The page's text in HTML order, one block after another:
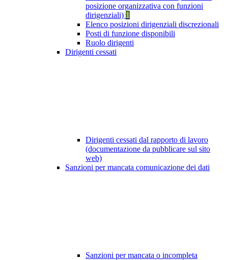
posizione organizzativa con funzioni
dirigenziali) 1
Elenco posizioni dirigenziali discrezionali
Posti di funzione disponibili
Ruolo dirigenti
Dirigenti cessati
Dirigenti cessati dal rapporto di lavoro
(documentazione da pubblicare sul sito
web)
Sanzioni per mancata comunicazione dei dati
Sanzioni per mancata o incompleta